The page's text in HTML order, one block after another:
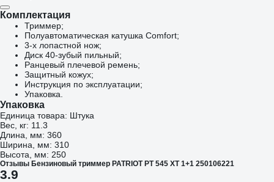
Комплектация
Триммер;
Полуавтоматическая катушка Comfort;
3-х лопастной нож;
Диск 40-зубый пильный;
Ранцевый плечевой ремень;
Защитный кожух;
Инструкция по эксплуатации;
Упаковка.
Упаковка
Единица товара: Штука
Вес, кг: 11.3
Длина, мм: 360
Ширина, мм: 310
Высота, мм: 250
Отзывы Бензиновый триммер PATRIOT PT 545 XT 1+1 250106221
3.9